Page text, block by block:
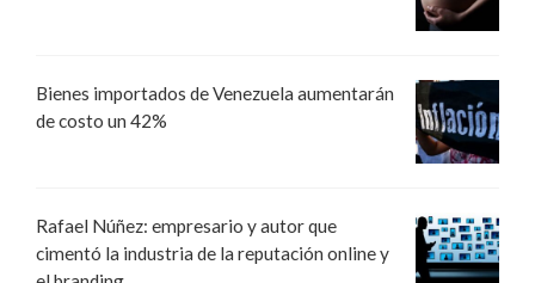
Bienes importados de Venezuela aumentarán
de costo un 42%
Rafael Núñez: empresario y autor que
cimentó la industria de la reputación online y